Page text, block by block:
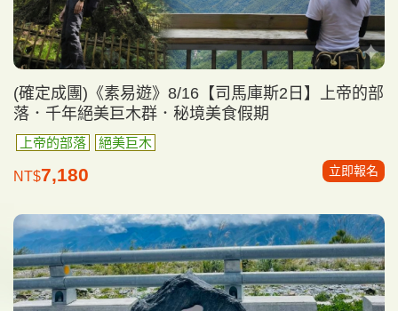
(確定成團)《素易遊》8/16【司馬庫斯2日】上帝的部
落．千年絕美巨木群．秘境美食假期
上帝的部落 絕美巨木
NT$7,180 立即報名